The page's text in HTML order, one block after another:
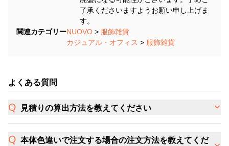
了承くださいますようお願い申し上げま
す。
関連カテゴリーNUOVO > 服飾雑貨
カジュアル・オフィス > 服飾雑貨
よくある質問
見積りの算出方法を教えてください
本体色違いで注文する場合の注文方法を教えてくだ